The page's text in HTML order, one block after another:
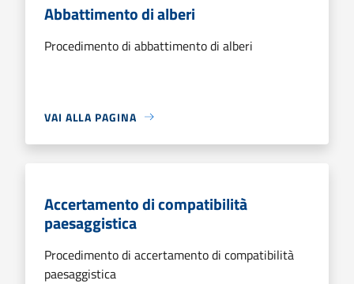
Abbattimento di alberi
Procedimento di abbattimento di alberi
VAI ALLA PAGINA
Accertamento di compatibilità
paesaggistica
Procedimento di accertamento di compatibilità
paesaggistica